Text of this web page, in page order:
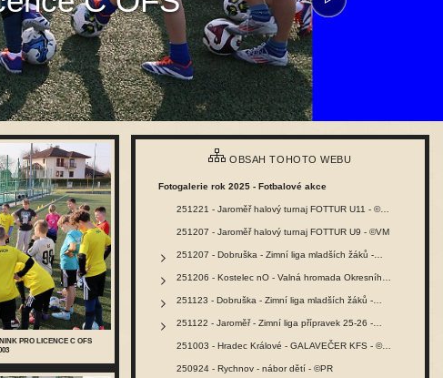
PRO LICENCE C OFS
OBSAH TOHOTO WEBU
Fotogalerie rok 2025 - Fotbalové akce
251221 - Jaroměř halový turnaj FOTTUR U11 - ©VM
251207 - Jaroměř halový turnaj FOTTUR U9 - ©VM
251207 - Dobruška - Zimní liga mladších žáků -…
251123 - Dobruška - Zimní liga mladších žáků -…
251122 - Jaroměř - Zimní liga přípravek 25-26 -…
251003 - Hradec Králové - GALAVEČER KFS - ©PR
250924 - Rychnov - nábor dětí - ©PR